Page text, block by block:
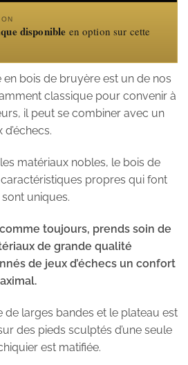
disponible en option sur cette
bois de bruyère est un de nos
classique pour convenir à
il peut se combiner avec un
matériaux nobles, le bois de
propres qui font
uniques.
toujours, prends soin de
de grande qualité
de jeux d’échecs un confort
de larges bandes et le plateau est
des pieds sculptés d’une seule
est matifiée.